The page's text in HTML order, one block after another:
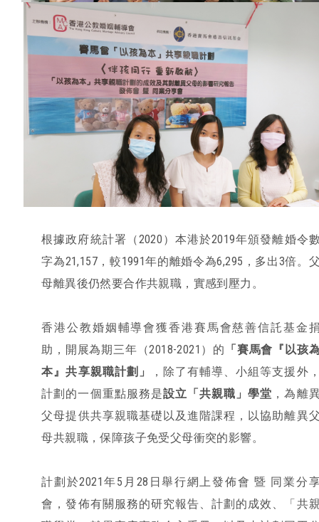
根據政府統計署（2020）本港於2019年頒發離婚令
字為21,157，較1991年的離婚令為6,295，多出3倍。
母離異後仍然要合作共親職，實感到壓力。
香港公教婚姻輔導會獲香港賽馬會慈善信託基金
助，開展為期三年（2018-2021）的 「 賽馬會 『以孩
本』共享親職計劃」
，除了有輔導、小組等支援外
計劃的一個重點服務是設立「共親職」學堂 ，為離
父母提供共享親職基礎以及進階課程，以協助離異
母共親職，保障孩子免受父母衝突的影響。
計劃於2021年5月28日舉行網上發佈會 暨 同業分
會，發佈有關服務的研究報告、計劃的成效、「共